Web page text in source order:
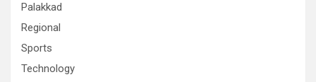
Palakkad
Regional
Sports
Technology